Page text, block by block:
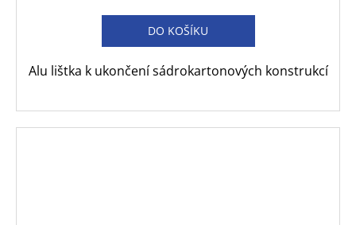
DO KOŠÍKU
Alu lištka k ukončení sádrokartonových konstrukcí